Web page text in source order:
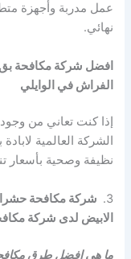
عمل مدربة وأجهزة
نهائي.
افضل شركة مكافحة
الفراش في الوايلي
إذا كنت تعاني من
الشركة العالمية
نظيفة وصحية بأسعار
3. شركة مكافحة
الابيض لدى شركة
ما هي افضل طرق